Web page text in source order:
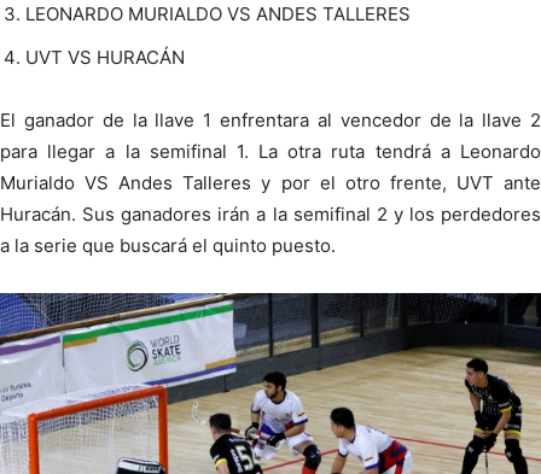
LEONARDO MURIALDO VS ANDES TALLERES
UVT VS HURACÁN
El ganador de la llave 1 enfrentara al vencedor de la llave 2
para llegar a la semifinal 1. La otra ruta tendrá a Leonardo
Murialdo VS Andes Talleres y por el otro frente, UVT ante
Huracán. Sus ganadores irán a la semifinal 2 y los perdedores
a la serie que buscará el quinto puesto.